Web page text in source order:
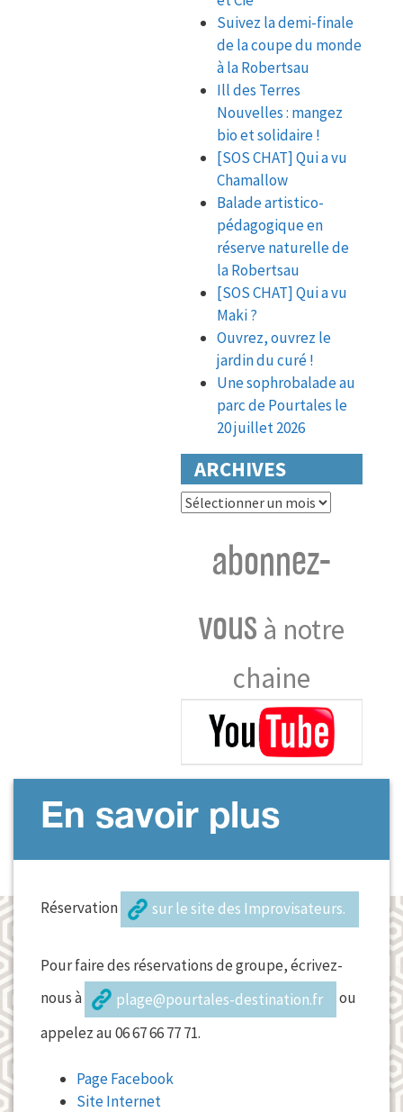
Suivez la demi-finale
de la coupe du monde
à la Robertsau
Ill des Terres
Nouvelles : mangez
bio et solidaire !
[SOS CHAT] Qui a vu
Chamallow
Balade artistico-
pédagogique en
réserve naturelle de
la Robertsau
[SOS CHAT] Qui a vu
Maki ?
Ouvrez, ouvrez le
jardin du curé !
Une sophrobalade au
parc de Pourtales le
20 juillet 2026
ARCHIVES
Archives
abonnez-
vous à notre
chaine
En savoir plus
Réservation sur le site des Improvisateurs.
Pour faire des réservations de groupe, écrivez-
nous à
plage@pourtales-destination.fr
ou
appelez au 06 67 66 77 71.
Page Facebook
Site Internet